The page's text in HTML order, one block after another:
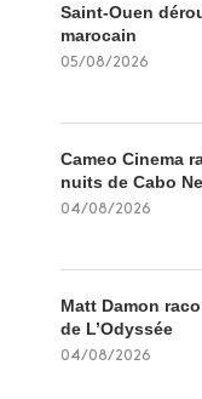
Saint-Ouen
marocain
05/08/2026
Cameo Cinema
nuits de Cabo
04/08/2026
Matt Damon
de L’Odyssée
04/08/2026